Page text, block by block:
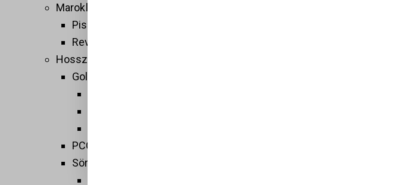
Maroklőfegyverek
Pisztolyok
Revolverek
Hosszú fegyverek
Golyós fegyverek
PCC
Sörétes Fegyverek